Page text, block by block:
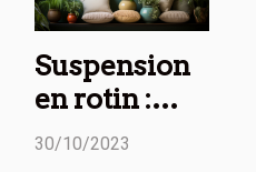
Suspension
en rotin :
comment
30/10/2023